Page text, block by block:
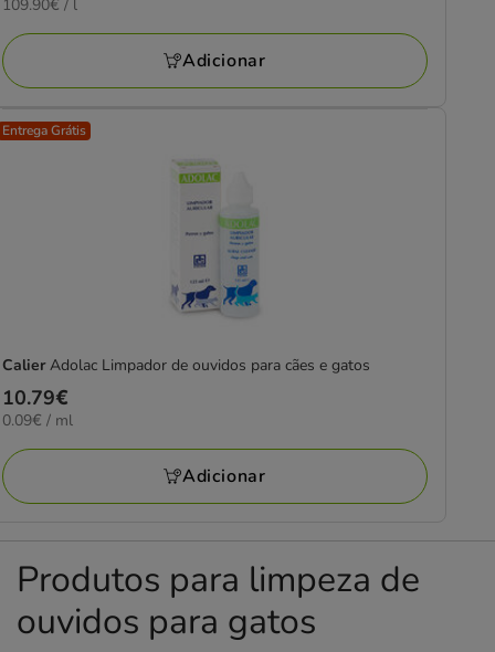
10.99€
L
109.90€ / l
Adicionar
Entrega Grátis
CalierAdolac Limpador de ouvidos para cães e gatos
Preço
10.79€
10.79€
0.09€
ml
0.09€ / ml
Adicionar
Produtos para limpeza de
ouvidos para gatos